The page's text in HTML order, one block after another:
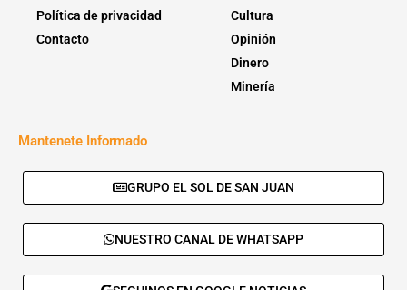
Política de privacidad
Contacto
Cultura
Opinión
Dinero
Minería
Mantenete Informado
GRUPO EL SOL DE SAN JUAN
NUESTRO CANAL DE WHATSAPP